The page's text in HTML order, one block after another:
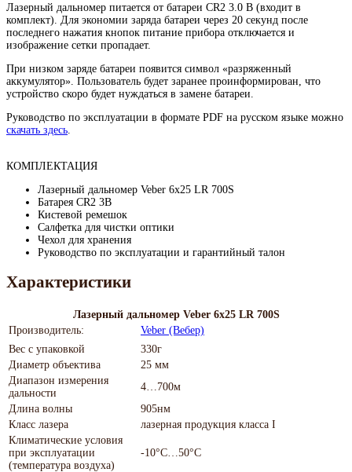
Лазерный дальномер питается от батареи CR2 3.0 В (входит в
комплект). Для экономии заряда батареи через 20 секунд после
последнего нажатия кнопок питание прибора отключается и
изображение сетки пропадает.
При низком заряде батареи появится символ «разряженный
аккумулятор». Пользователь будет заранее проинформирован, что
устройство скоро будет нуждаться в замене батареи.
Руководство по эксплуатации в формате PDF на русском языке можно
скачать здесь
КОМПЛЕКТАЦИЯ
Лазерный дальномер Veber 6x25 LR 700S
Батарея CR2 3В
Кистевой ремешок
Салфетка для чистки оптики
Чехол для хранения
Руководство по эксплуатации и гарантийный талон
Характеристики
Лазерный дальномер Veber 6x25 LR 700S
Производитель:
Veber (Вебер)
Вес с упаковкой
330г
Диаметр объектива
25 мм
Диапазон измерения
дальности
4…700м
Длина волны
905нм
Класс лазера
лазерная продукция класса I
Климатические условия
при эксплуатации
(температура воздуха)
-10°С…50°С